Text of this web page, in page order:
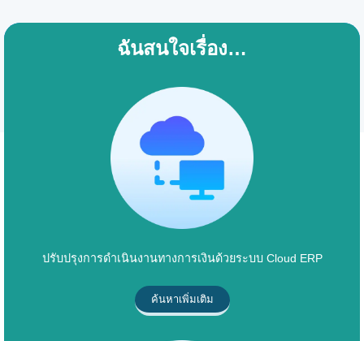
ฉันสนใจเรื่อง…
ปรับปรุงการดำเนินงานทางการเงินด้วยระบบ Cloud ERP
ค้นหาเพิ่มเติม